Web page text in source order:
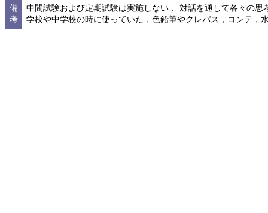
備
考
中間試験および定期試験は実施しない． 対話を通して各々の
学校や中学校の時に使っていた，色鉛筆やクレパス，コンテ，